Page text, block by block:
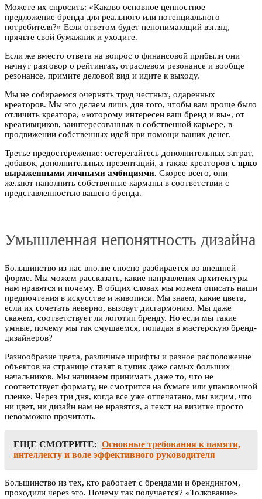
Можете их спросить: «Каково основное ценностное
предложение бренда для реального или потенциального
потребителя?» Если ответом будет непонимающий взгляд,
прячьте свой бумажник и уходите.
Если же вместо ответа на вопрос о финансовой прибыли они
начнут разговор о рейтингах, отраслевом резонансе и вообще
резонансе, примите деловой вид и идите к выходу.
Мы не собираемся очернять труд честных, одаренных
креаторов. Мы это делаем лишь для того, чтобы вам проще было
отличить креатора, «которому интересен ваш бренд и вы», от
креативщиков, заинтересованных в собственной карьере, в
продвижении собственных идей при помощи ваших денег.
Третье предостережение: остерегайтесь дополнительных затрат,
добавок, дополнительных презентаций, а также креаторов с ярко
выраженными личными амбициями. Скорее всего, они
желают наполнить собственные карманы в соответствии с
представленностью вашего бренда.
Умышленная непонятность дизайна
Большинство из нас вполне сносно разбирается во внешней
форме. Мы можем рассказать, какие направления архитектуры
нам нравятся и почему. В общих словах мы можем описать наши
предпочтения в искусстве и живописи. Мы знаем, какие цвета,
если их сочетать неверно, вызовут дисгармонию. Мы даже
скажем, соответствует ли логотип бренду. Но если мы такие
умные, почему мы так смущаемся, попадая в мастерскую бренд-
дизайнеров?
Разнообразие цвета, различные шрифты и разное расположение
объектов на странице ставят в тупик даже самых больших
начальников. Мы начинаем принимать даже то, что не
соответствует формату, не смотрится на бумаге или упаковочной
пленке. Через три дня, когда все уже отпечатано, мы видим, что
ни цвет, ни дизайн нам не нравятся, а текст на визитке просто
невозможно прочитать.
ЕЩЕ СМОТРИТЕ: Основные требования к памяти,
интеллекту и воле эффективного руководителя
Большинство из тех, кто работает с брендами и брендингом,
проходили через это. Почему так получается? «Толкование»